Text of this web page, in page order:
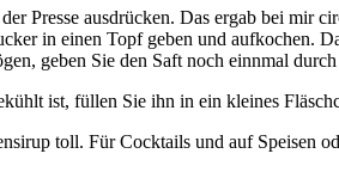
Presse ausdrücken. Das ergab bei mir
in einen Topf geben und aufkochen.
geben Sie den Saft noch einnmal
ist, füllen Sie ihn in ein kleines
toll. Für Cocktails und auf Speisen